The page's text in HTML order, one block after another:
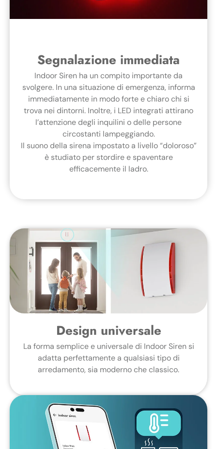
Segnalazione immediata
Indoor Siren ha un compito importante da
svolgere. In una situazione di emergenza, informa
immediatamente in modo forte e chiaro chi si
trova nei dintorni. Inoltre, i LED integrati attirano
l’attenzione degli inquilini o delle persone
circostanti lampeggiando.
Il suono della sirena impostato a livello “doloroso”
è studiato per stordire e spaventare
efficacemente il ladro.
Design universale
La forma semplice e universale di Indoor Siren si
adatta perfettamente a qualsiasi tipo di
arredamento, sia moderno che classico.